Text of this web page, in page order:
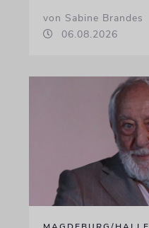
von Sabine Brandes
06.08.2026